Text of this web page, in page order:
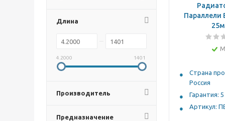
Длина
4.2000 1401
Производитель
Предназначение
Параллели
Страна
Россия
Гарантия:
Артикул: